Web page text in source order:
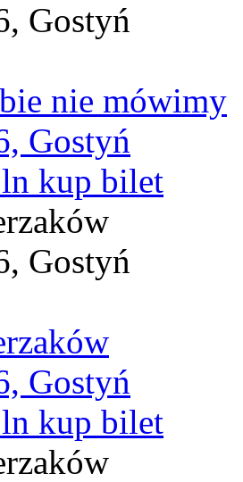
Gostyń
nie mówimy
Gostyń
kup bilet
Gostyń
Gostyń
kup bilet